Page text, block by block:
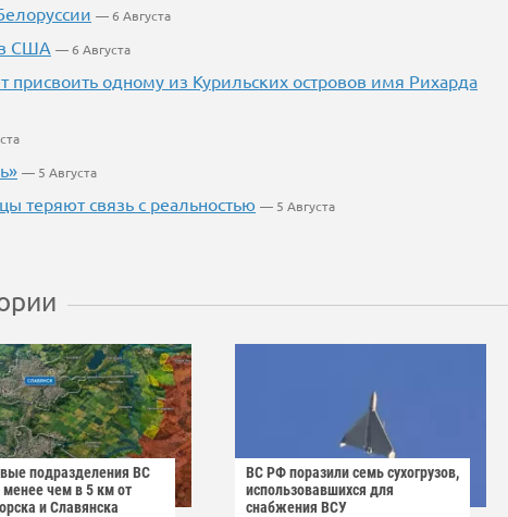
— 6 Августа
в США — 6 Августа
присвоить одному из Курильских островов имя Рихарда
— 5 Августа
теряют связь с реальностью — 5 Августа
подразделения ВС
чем в 5 км от
и Славянска
ВС РФ поразили семь сухогрузов,
использовавшихся для
снабжения ВСУ